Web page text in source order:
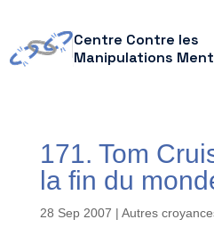
Centre Contre les
Manipulations
171. Tom
la fin du
28 Sep 2007 | Autres